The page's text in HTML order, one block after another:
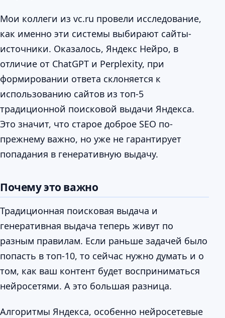
Мои коллеги из vc.ru провели исследование,
как именно эти системы выбирают сайты-
источники. Оказалось, Яндекс Нейро, в
отличие от ChatGPT и Perplexity, при
формировании ответа склоняется к
использованию сайтов из топ-5
традиционной поисковой выдачи Яндекса.
Это значит, что старое доброе SEO по-
прежнему важно, но уже не гарантирует
попадания в генеративную выдачу.
Почему это важно
Традиционная поисковая выдача и
генеративная выдача теперь живут по
разным правилам. Если раньше задачей было
попасть в топ-10, то сейчас нужно думать и о
том, как ваш контент будет восприниматься
нейросетями. А это большая разница.
Алгоритмы Яндекса, особенно нейросетевые